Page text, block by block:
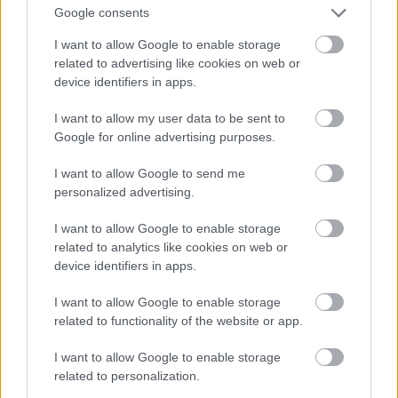
Google consents
I want to allow Google to enable storage
related to advertising like cookies on web or
device identifiers in apps.
I want to allow my user data to be sent to
Google for online advertising purposes.
I want to allow Google to send me
personalized advertising.
I want to allow Google to enable storage
related to analytics like cookies on web or
device identifiers in apps.
I want to allow Google to enable storage
related to functionality of the website or app.
I want to allow Google to enable storage
related to personalization.
Utóbbi adat az általános adatvédelmi
rendelet 9. cikk (1) bekezdése alapján
ezért annak kezelése magasabb kockázattal
jár az érintettek számára.
Az érintettek
magánszférára vonatkozó adatainak –
különösen a lakcímüknek és a lakcímükre
vonatkozó helymeghatározó adatoknak –,
valamint a politikai véleményükre utaló
adataiknak a terjesztése ugyanis
figyelembe véve a Cikkek közzététele
időpontjában – az országos parlamenti
erőteljes politikai polarizációt számos
potenciális negatív következménnyel